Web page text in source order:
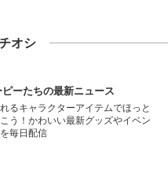
オシ
ピーたちの最新ニュース
るキャラクターアイテムでほっと
う！かわいい最新グッズやイベン
毎日配信